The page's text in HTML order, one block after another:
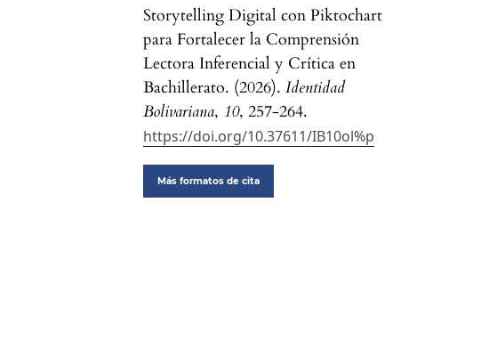
Storytelling Digital con Piktochart
para Fortalecer la Comprensión
Lectora Inferencial y Crítica en
Bachillerato. (2026).Identidad
Bolivariana, 10, 257-264.
https://doi.org/10.37611/IB10ol%p
Más formatos de cita